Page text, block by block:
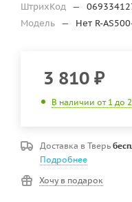
ШтрихКод —
Модель — Нет R-
3 810 ₽
В наличии от 1 до
Доставка в Тверь
Подробнее
Хочу в подарок